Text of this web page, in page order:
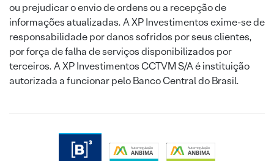
ou prejudicar o envio de ordens ou a recepção de
informações atualizadas. A XP Investimentos exime-se de
responsabilidade por danos sofridos por seus clientes,
por força de falha de serviços disponibilizados por
terceiros. A XP Investimentos CCTVM S/A é instituição
autorizada a funcionar pelo Banco Central do Brasil.